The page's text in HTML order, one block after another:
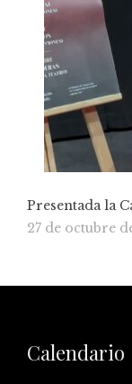
Presentada la
27 de octubre
Calendario